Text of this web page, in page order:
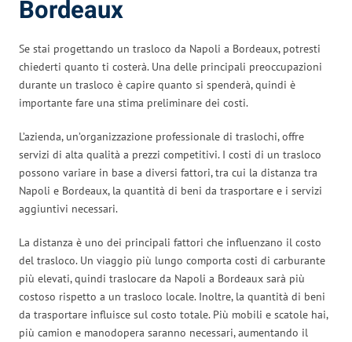
Bordeaux
Se stai progettando un trasloco da Napoli a Bordeaux, potresti
chiederti quanto ti costerà. Una delle principali preoccupazioni
durante un trasloco è capire quanto si spenderà, quindi è
importante fare una stima preliminare dei costi.
L’azienda, un’organizzazione professionale di traslochi, offre
servizi di alta qualità a prezzi competitivi. I costi di un trasloco
possono variare in base a diversi fattori, tra cui la distanza tra
Napoli e Bordeaux, la quantità di beni da trasportare e i servizi
aggiuntivi necessari.
La distanza è uno dei principali fattori che influenzano il costo
del trasloco. Un viaggio più lungo comporta costi di carburante
più elevati, quindi traslocare da Napoli a Bordeaux sarà più
costoso rispetto a un trasloco locale. Inoltre, la quantità di beni
da trasportare influisce sul costo totale. Più mobili e scatole hai,
più camion e manodopera saranno necessari, aumentando il